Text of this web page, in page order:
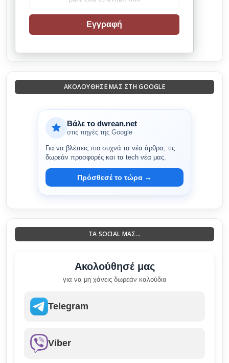
Εγγραφή
ΑΚΟΛΟΎΘΗΣΈ ΜΑΣ ΣΤΗ GOOGLE
Βάλε το dwrean.net
στις πηγές της Google
Για να βλέπεις πιο συχνά τα νέα άρθρα, τις
δωρεάν προσφορές και τα tech νέα μας.
Πρόσθεσέ το τώρα →
ΤΑ SOCIAL ΜΑΣ...
Ακολούθησέ μας
για να μη χάνεις δωρεάν καλούδια
Telegram
Viber